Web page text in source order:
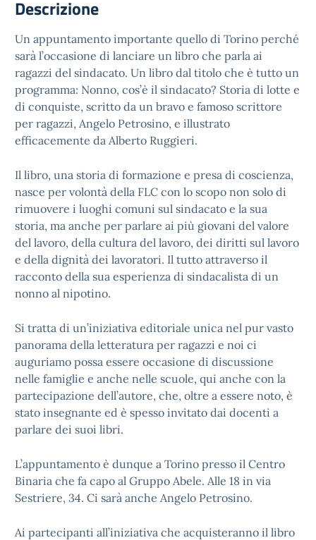
Descrizione
Un appuntamento importante quello di Torino perché
sarà l’occasione di lanciare un libro che parla ai
ragazzi del sindacato. Un libro dal titolo che è tutto un
programma: Nonno, cos’è il sindacato? Storia di lotte e
di conquiste, scritto da un bravo e famoso scrittore
per ragazzi, Angelo Petrosino, e illustrato
efficacemente da Alberto Ruggieri.
Il libro, una storia di formazione e presa di coscienza,
nasce per volontà della FLC con lo scopo non solo di
rimuovere i luoghi comuni sul sindacato e la sua
storia, ma anche per parlare ai più giovani del valore
del lavoro, della cultura del lavoro, dei diritti sul lavoro
e della dignità dei lavoratori. Il tutto attraverso il
racconto della sua esperienza di sindacalista di un
nonno al nipotino.
Si tratta di un’iniziativa editoriale unica nel pur vasto
panorama della letteratura per ragazzi e noi ci
auguriamo possa essere occasione di discussione
nelle famiglie e anche nelle scuole, qui anche con la
partecipazione dell’autore, che, oltre a essere noto, è
stato insegnante ed è spesso invitato dai docenti a
parlare dei suoi libri.
L’appuntamento è dunque a Torino presso il Centro
Binaria che fa capo al Gruppo Abele. Alle 18 in via
Sestriere, 34. Ci sarà anche Angelo Petrosino.
Ai partecipanti all’iniziativa che acquisteranno il libro